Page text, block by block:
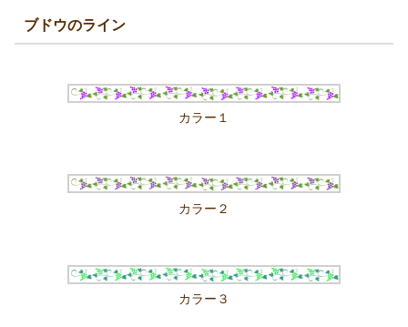
ブドウのライン
カラー１
カラー２
カラー３